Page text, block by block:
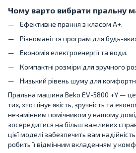
Чому варто вибрати пральну
Ефективне прання з класом A+.
Різноманіття програм для будь-
Економія електроенергії та води.
Компактні розміри для зручного
Низький рівень шуму для
Пральна машина Beko EV-5800 +Y — це
тих, хто цінує якість, зручність та
незамінним помічником у вашому
зосередитися на більш важливих
цієї моделі забезпечить вам
робить її відмінним вкладенням у